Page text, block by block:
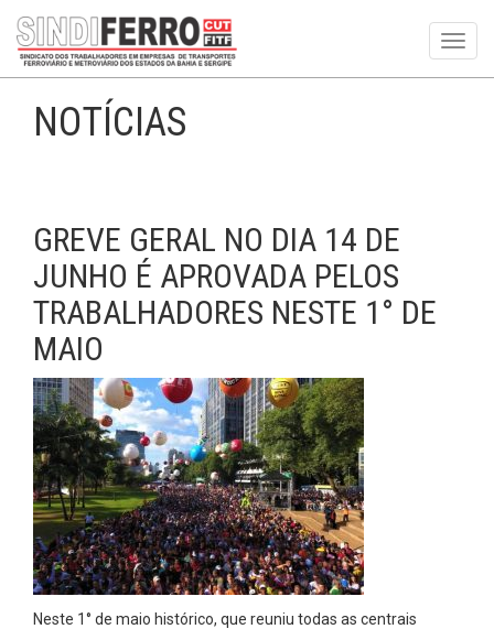
NOTÍCIAS
GREVE GERAL NO DIA 14 DE
JUNHO É APROVADA PELOS
TRABALHADORES NESTE 1° DE
MAIO
Neste 1° de maio histórico, que reuniu todas as centrais